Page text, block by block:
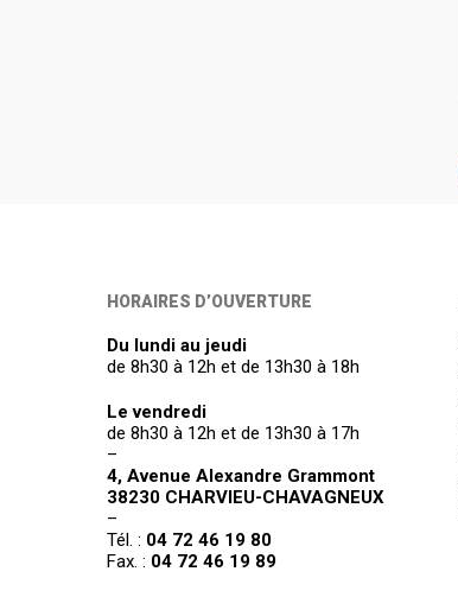
HORAIRES D’OUVERTURE
Du lundi au jeudi
de 8h30 à 12h et de 13h30 à 18h
Le vendredi
de 8h30 à 12h et de 13h30 à 17h
–
4, Avenue Alexandre Grammont
38230 CHARVIEU-CHAVAGNEUX
–
Tél. : 04 72 46 19 80
Fax. : 04 72 46 19 89